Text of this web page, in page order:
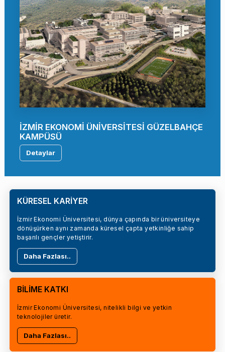
İZMİR EKONOMİ ÜNİVERSİTESİ GÜZELBAHÇE
KAMPÜSÜ
Detaylar
KÜRESEL KARİYER
İzmir Ekonomi Üniversitesi, dünya çapında bir üniversiteye
dönüşürken aynı zamanda küresel çapta yetkinliğe sahip
başarılı gençler yetiştirir.
Daha Fazlası..
BİLİME KATKI
İzmir Ekonomi Üniversitesi, nitelikli bilgi ve yetkin
teknolojiler üretir.
Daha Fazlası..